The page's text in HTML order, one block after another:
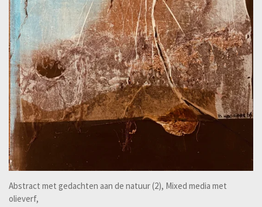
Abstract met gedachten aan de natuur (2), Mixed media met
olieverf,